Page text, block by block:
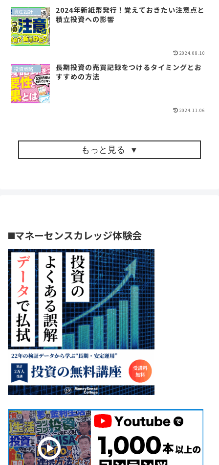
資産設計（QLP）
2024年新紙幣発行！覚えておきたい注意点と
積立投資への影響
2024.08.10
投資戦略（全世界投資）
長期投資の売買記録をつけるタイミングとお
すすめの方法
2024.11.06
もっと見る
◼️マネーセンスカレッジ体験会